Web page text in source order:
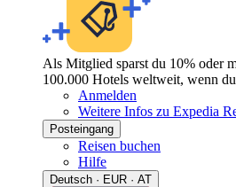
Als Mitglied sparst du 10% oder
100.000 Hotels weltweit, wenn
Anmelden
Weitere Infos zu Expedia
Posteingang
Reisen buchen
Hilfe
Deutsch · EUR · AT